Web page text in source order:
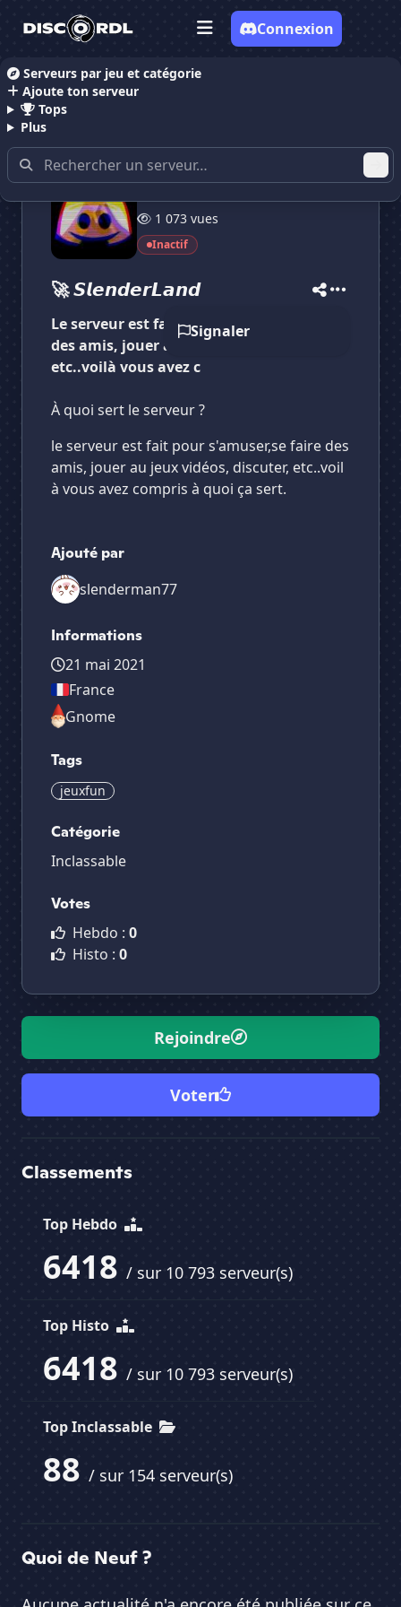
Serveurs par jeu et catégorie
Ajoute ton serveur
Tops
Plus
Connexion
Accueil Serveurs Discord Inclassable
1 073 vues
Inactif
🚀 𝙎𝙡𝙚𝙣𝙙𝙚𝙧𝙇𝙖𝙣𝙙
Signaler
Le serveur est fait pour s'amuser,se faire
des amis, jouer au jeux vidéos, discuter,
etc..voilà vous avez c
À quoi sert le serveur ?
le serveur est fait pour s'amuser,se faire des
amis, jouer au jeux vidéos, discuter, etc..voil
à vous avez compris à quoi ça sert.
Ajouté par
slenderman77
Informations
21 mai 2021
France
Gnome
Tags
jeuxfun
Catégorie
Inclassable
Votes
Hebdo : 0
Histo : 0
Rejoindre
Voter
Vote pour🚀 𝙎𝙡𝙚𝙣𝙙𝙚𝙧𝙇𝙖𝙣𝙙
Classements
Top Hebdo
6418 / sur 10 793 serveur(s)
Top Histo
6418 / sur 10 793 serveur(s)
Top Inclassable
88 / sur 154 serveur(s)
Quoi de Neuf ?
🚀 𝙎𝙡𝙚𝙣𝙙𝙚𝙧𝙇𝙖𝙣𝙙
Es-tu sûr de vouloir supprimer ton avis de ce
🚀 𝙎𝙡𝙚𝙣𝙙𝙚𝙧𝙇𝙖𝙣𝙙